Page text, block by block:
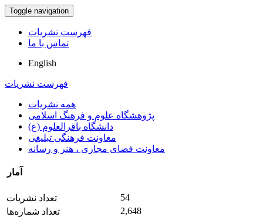
Toggle navigation
فهرست نشریات
تماس با ما
English
فهرست نشریات
همه نشریات
پژوهشگاه علوم و فرهنگ اسلامی
دانشگاه باقرالعلوم (ع)
معاونت فرهنگی تبلیغی
معاونت فضای مجازی ، هنر و رسانه
آمار
تعداد نشریات
54
تعداد شماره‌ها
2,648